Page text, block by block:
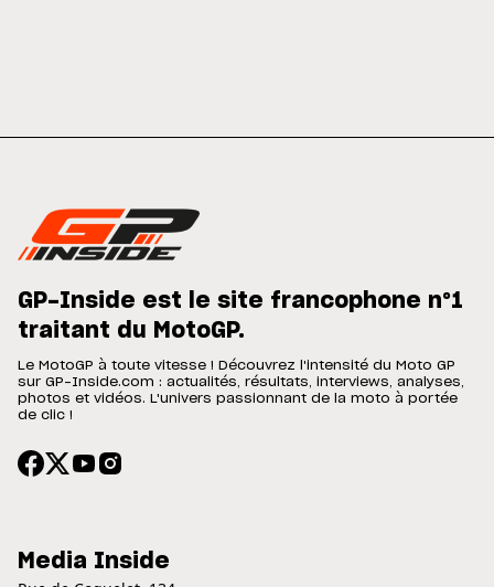
GP-Inside est le site francophone n°1
traitant du MotoGP.
Le MotoGP à toute vitesse ! Découvrez l'intensité du Moto GP
sur GP-Inside.com : actualités, résultats, interviews, analyses,
photos et vidéos. L'univers passionnant de la moto à portée
de clic !
Media Inside